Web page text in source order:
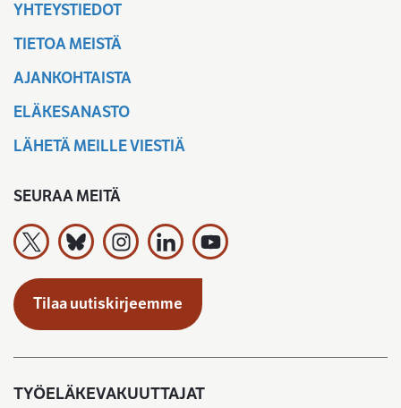
YHTEYSTIEDOT
TIETOA MEISTÄ
AJANKOHTAISTA
ELÄKESANASTO
LÄHETÄ MEILLE VIESTIÄ
SEURAA MEITÄ
Työeläkevakuuttajat TELA ry X:ssä
Työeläkevakuuttajat TELA ry Bluesky:ssa
Työeläkevakuuttajat TELA ry
Työeläkevakuuttajat TELA ry
Työeläkevakuuttajat TELA ry
Tilaa uutiskirjeemme
TYÖELÄKEVAKUUTTAJAT